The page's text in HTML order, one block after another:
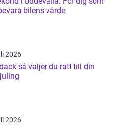
bilens värde
2026
du rätt till din
2026